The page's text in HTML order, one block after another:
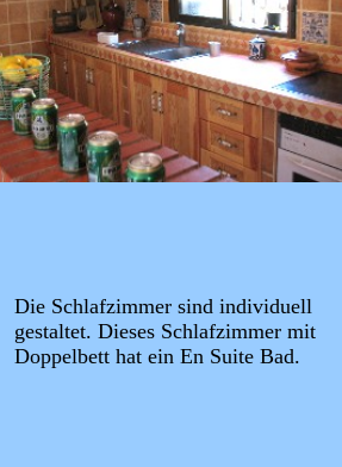
Die Schlafzimmer sind individuell
gestaltet. Dieses Schlafzimmer mit
Doppelbett hat ein En Suite Bad.